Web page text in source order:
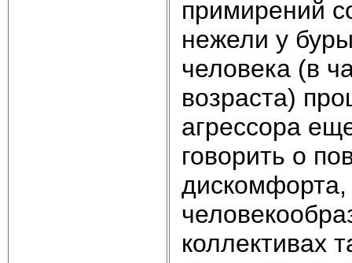
примирений
нежели у
человека (в
возраста)
агрессора
говорить о
коллективах